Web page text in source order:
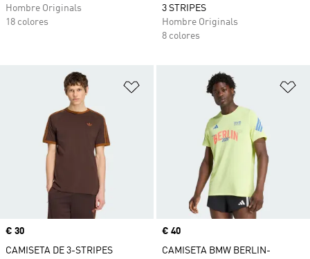
Hombre Originals
18 colores
3 STRIPES
Hombre Originals
8 colores
Añadir a la lista de deseos
Precio
€ 30
CAMISETA DE 3-STRIPES
Precio
€ 40
CAMISETA BMW BERLIN-